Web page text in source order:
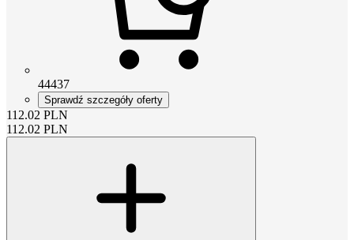
44437
Sprawdź szczegóły oferty
112.02 PLN
112.02 PLN